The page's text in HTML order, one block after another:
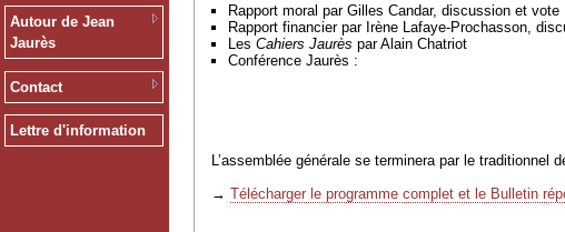
Autour de Jean
Jaurès
Contact
Lettre d'information
Rapport moral par Gilles Candar, discussion et vote
Rapport financier par Irène Lafaye-Prochasson,
Les Cahiers Jaurès par Alain Chatriot
Conférence Jaurès :
L’assemblée générale se terminera par le
→ Télécharger le programme complet et le Bulletin